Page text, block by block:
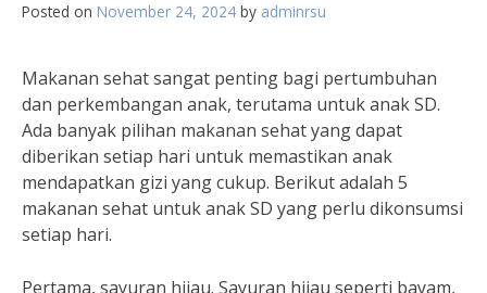
Posted on November 24, 2024 by adminrsu
Makanan sehat sangat penting bagi pertumbuhan
dan perkembangan anak, terutama untuk anak SD.
Ada banyak pilihan makanan sehat yang dapat
diberikan setiap hari untuk memastikan anak
mendapatkan gizi yang cukup. Berikut adalah 5
makanan sehat untuk anak SD yang perlu dikonsumsi
setiap hari.
Pertama, sayuran hijau. Sayuran hijau seperti bayam,